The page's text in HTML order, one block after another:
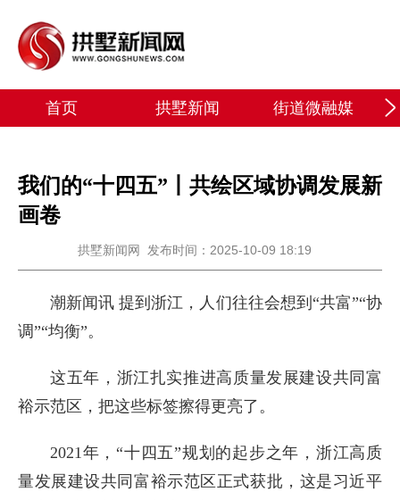
首页 拱墅新闻 街道微融媒
我们的“十四五”丨共绘区域协调发展新
画卷
拱墅新闻网 发布时间：2025-10-09 18:19
潮新闻讯 提到浙江，人们往往会想到“共富”“协
调”“均衡”。
这五年，浙江扎实推进高质量发展建设共同富
裕示范区，把这些标签擦得更亮了。
2021年，“十四五”规划的起步之年，浙江高质
量发展建设共同富裕示范区正式获批，这是习近平